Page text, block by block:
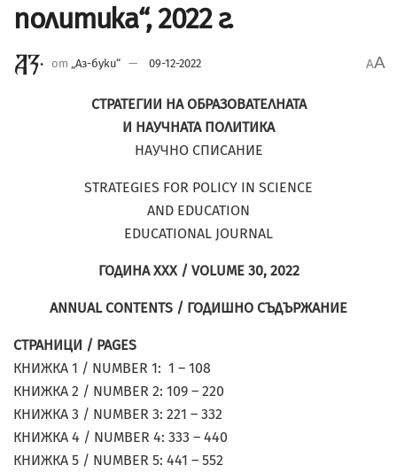
политика“, 2022 г.
от „Аз-буки“ 09-12-2022 AA
СТРАТЕГИИ НА ОБРАЗОВАТЕЛНАТА
И НАУЧНАТА ПОЛИТИКА
НАУЧНО СПИСАНИЕ
STRATEGIES FOR POLICY IN SCIENCE
AND EDUCATION
EDUCATIONAL JOURNAL
ГОДИНА XXX / VOLUME 30, 2022
ANNUAL CONTENTS / ГОДИШНО СЪДЪРЖАНИЕ
СТРАНИЦИ / PAGES
КНИЖКА 1 / NUMBER 1: 1 – 108
КНИЖКА 2 / NUMBER 2: 109 – 220
КНИЖКА 3 / NUMBER 3: 221 – 332
КНИЖКА 4 / NUMBER 4: 333 – 440
КНИЖКА 5 / NUMBER 5: 441 – 552